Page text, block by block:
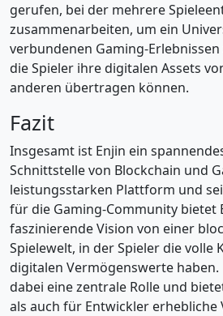
gerufen, bei der mehrere
zusammenarbeiten, um ein
verbundenen Gaming-
die Spieler ihre digitalen Assets
anderen übertragen können.
Fazit
Insgesamt ist Enjin ein
Schnittstelle von Blockchain und
leistungsstarken Plattform und
für die Gaming-Community bietet
faszinierende Vision von einer
Spielewelt, in der Spieler die volle
digitalen Vermögenswerte haben.
dabei eine zentrale Rolle und
als auch für Entwickler erhebliche